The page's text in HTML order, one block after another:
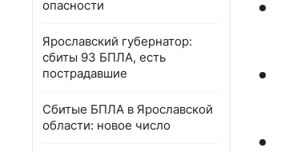
опасности
Ярославский губернатор:
сбиты 93 БПЛА, есть
пострадавшие
Сбитые БПЛА в Ярославской
области: новое число